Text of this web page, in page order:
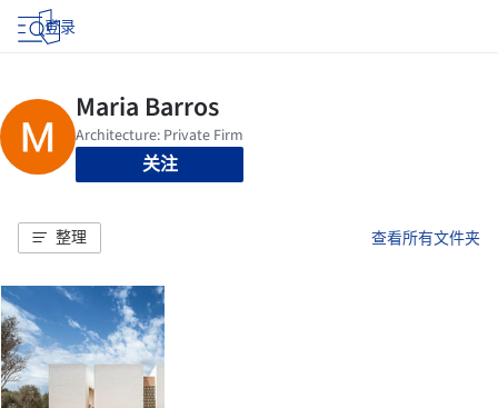
登录
关注
整理 查看所有文件夹